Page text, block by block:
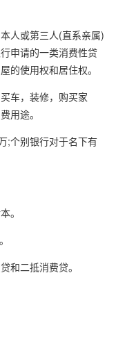
人或第三人(直系亲属)
申请的一类消费性贷
的使用权和居住权。
车，装修，购买家
用途。
;个别银行对于名下有
。
和二抵消费贷。